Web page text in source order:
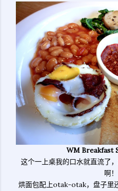
WM Breakfast
这个一上桌我的口水就直流了
啊！
烘面包配上otak-otak，盘子里